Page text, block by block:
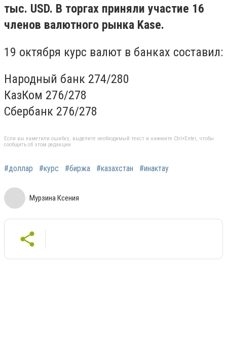
тыс. USD. В торгах приняли участие 16
членов валютного рынка Kase.
19 октября курс валют в банках составил:
Народный банк 274/280
КазКом 276/278
Сбербанк 276/278
Если вы заметили ошибку, выделите необходимый текст и нажмите Ctrl+Enter, чтобы
сообщить об этом редакции
#доллар #курс #биржа #казахстан #инактау
Мурзина Ксения